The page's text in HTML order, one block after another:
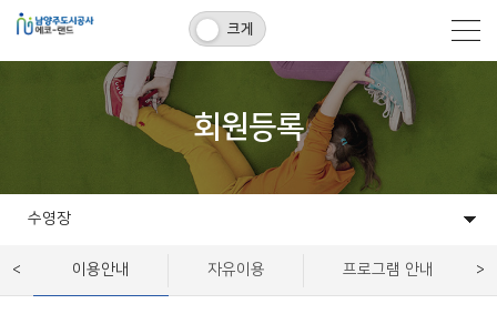
크게
회원등록
수영장
시설소개
시설대관
고객센터
알림마당이용안내 자유이용 프로그램 안내